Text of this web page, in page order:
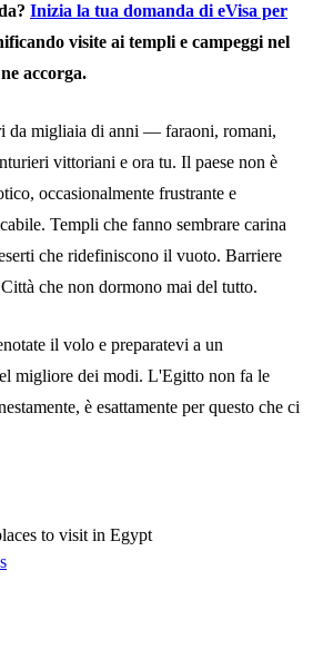
Inizia la tua domanda di eVisa per
visite ai templi e campeggi nel
accorga.
da migliaia di anni — faraoni, romani,
vittoriani e ora tu. Il paese non è
occasionalmente frustrante e
Templi che fanno sembrare carina
che ridefiniscono il vuoto. Barriere
che non dormono mai del tutto.
il volo e preparatevi a un
migliore dei modi. L'Egitto non fa le
è esattamente per questo che ci
to visit in Egypt